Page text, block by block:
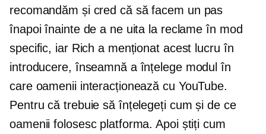
recomandăm și cred că să facem un pas
înapoi înainte de a ne uita la reclame în mod
specific, iar Rich a menționat acest lucru în
introducere, înseamnă a înțelege modul în
care oamenii interacționează cu YouTube.
Pentru că trebuie să înțelegeți cum și de ce
oamenii folosesc platforma. Apoi știți cum